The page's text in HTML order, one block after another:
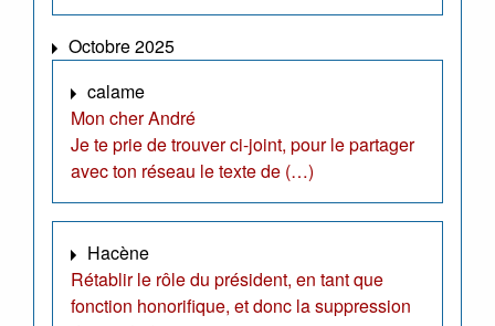
Octobre 2025
calame
Mon cher André
Je te prie de trouver ci-joint, pour le partager
avec ton réseau le texte de (…)
Hacène
Rétablir le rôle du président, en tant que
fonction honorifique, et donc la suppression